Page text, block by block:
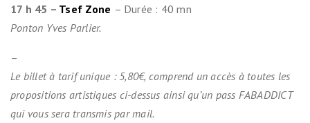
17 h 45 – Tsef Zone – Durée : 40 mn
Ponton Yves Parlier.
–
Le billet à tarif unique : 5,80€, comprend un accès à toutes les
propositions artistiques ci-dessus ainsi qu’un pass FABADDICT
qui vous sera transmis par mail.